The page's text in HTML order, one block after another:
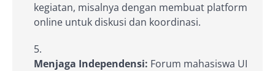
kegiatan, misalnya dengan membuat platform
online untuk diskusi dan koordinasi.
Menjaga Independensi: Forum mahasiswa UI